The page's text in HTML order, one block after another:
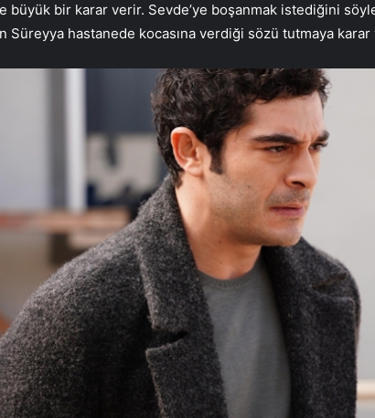
büyük bir karar verir. Sevde’ye boşanmak istediğini
Süreyya hastanede kocasına verdiği sözü tutmaya